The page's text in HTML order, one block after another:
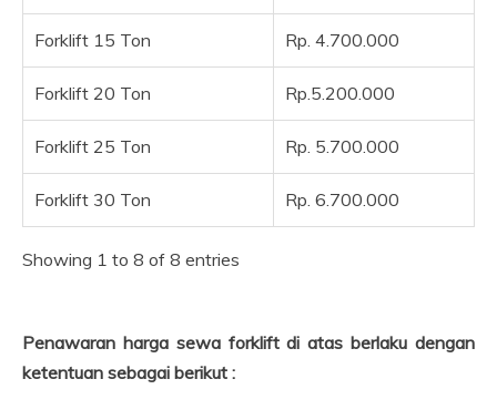
Forklift 15 Ton Rp. 4.700.000
Forklift 20 Ton Rp.5.200.000
Forklift 25 Ton Rp. 5.700.000
Forklift 30 Ton Rp. 6.700.000
Showing 1 to 8 of 8 entries
Penawaran harga sewa forklift di atas berlaku dengan
ketentuan sebagai berikut :